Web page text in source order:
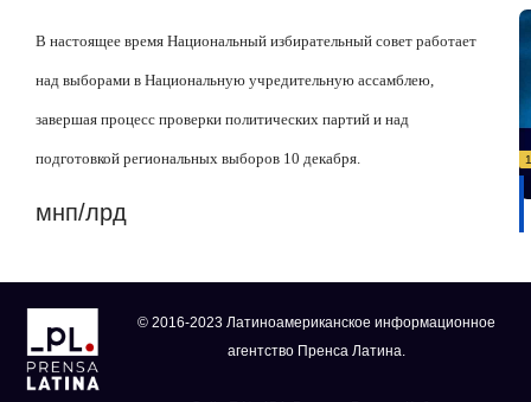
В настоящее время Национальный избирательный совет работает
над выборами в Национальную учредительную ассамблею,
завершая процесс проверки политических партий и над
подготовкой региональных выборов 10 декабря.
мнп/лрд
© 2016-2023 Латиноамериканское информационное
агентство Пренса Латина.